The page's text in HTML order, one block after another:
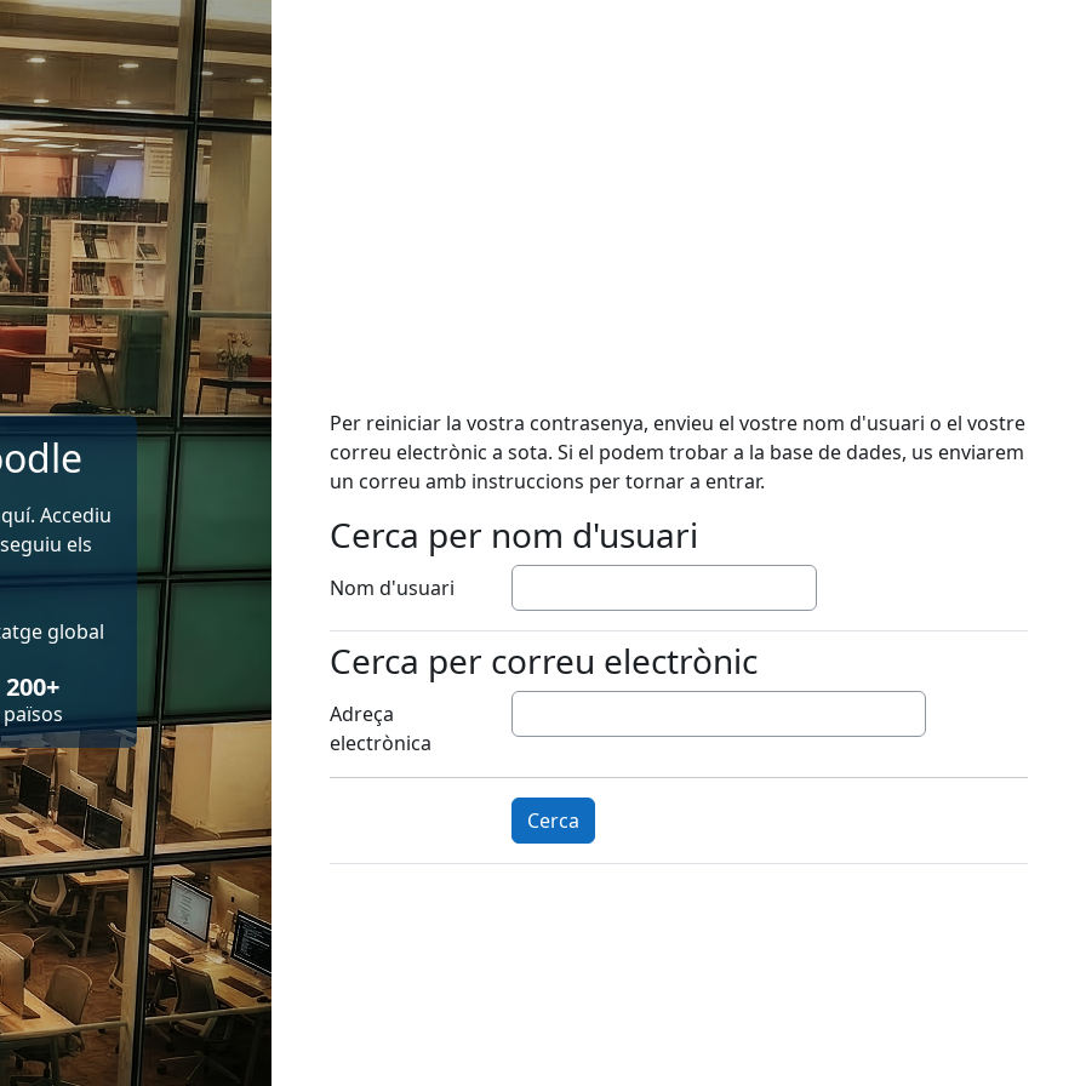
Accediu
els
global
200+
països
Per reiniciar la vostra contrasenya, envieu el vostre nom d'usuari o el vostre
correu electrònic a sota. Si el podem trobar a la base de dades, us enviarem
un correu amb instruccions per tornar a entrar.
Cerca per nom d'usuari
Cerca per nom d'usuari
Nom d'usuari
Cerca per correu electrònic
Cerca per correu electrònic
Adreça
electrònica